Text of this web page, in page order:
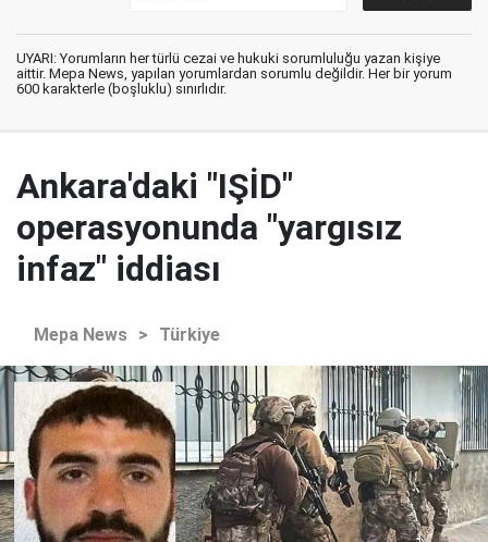
UYARI: Yorumların her türlü cezai ve hukuki sorumluluğu yazan kişiye
aittir. Mepa News, yapılan yorumlardan sorumlu değildir. Her bir yorum
600 karakterle (boşluklu) sınırlıdır.
Ankara'daki "IŞİD"
operasyonunda "yargısız
infaz" iddiası
Mepa News > Türkiye